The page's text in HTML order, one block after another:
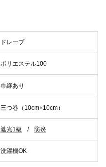
ドレープ
ポリエステル100
巾継あり
三つ巻（10cm×10cm）
遮光1級 防炎
洗濯機OK